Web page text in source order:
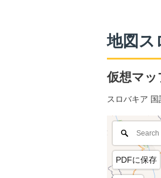
地図ス
仮想マ
スロバキア
PDFに保存